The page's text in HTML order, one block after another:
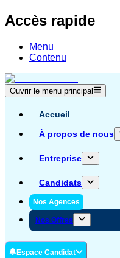
Accès rapide
Menu
Contenu
Ouvrir le menu principal
Accueil
À propos de nous
Entreprise
Candidats
Nos Agences
Nos Offres
Espace Candidat